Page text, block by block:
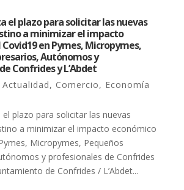
el plazo para solicitar las nuevas
a minimizar el impacto
en Pymes, Micropymes,
Autónomos y
Confrides y L’Abdet
Actualidad, Comercio, Economía
el plazo para solicitar las nuevas
a minimizar el impacto económico
Micropymes, Pequeños
y profesionales de Confrides
de Confrides / L’Abdet...